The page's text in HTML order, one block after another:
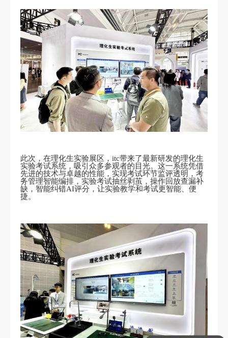
此次，在理化生实验展区，itc带来了最新研发的理化生
实验考试系统，吸引众多参观者的目光。这一系统凭借
先进的技术与卓越的性能，实现考试环节监评透明，考
务管理智能编排，实验考试抽丝剥茧，操作回放查漏补
缺，智能纠错AI评分，让实验教学和考试更智能、便
捷。